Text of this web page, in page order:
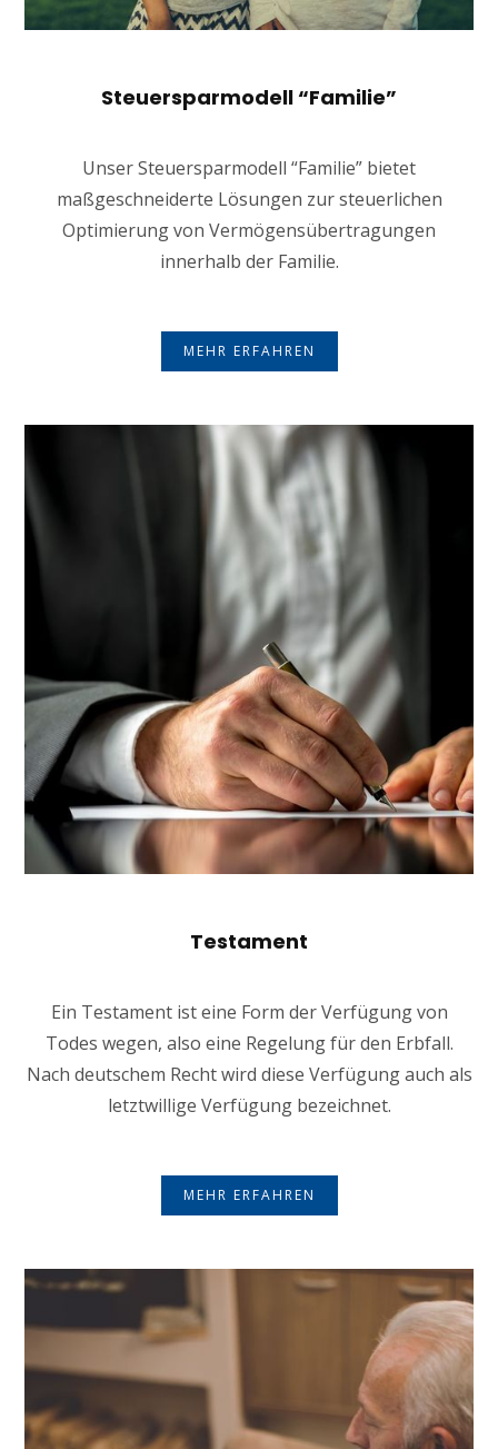
Steuersparmodell “Familie”
Unser Steuersparmodell “Familie” bietet
maßgeschneiderte Lösungen zur steuerlichen
Optimierung von Vermögensübertragungen
innerhalb der Familie.
MEHR ERFAHREN
Testament
Ein Testament ist eine Form der Verfügung von
Todes wegen, also eine Regelung für den Erbfall.
Nach deutschem Recht wird diese Verfügung auch als
letztwillige Verfügung bezeichnet.
MEHR ERFAHREN